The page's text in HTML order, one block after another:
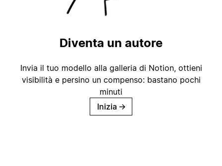
Diventa un autore
Invia il tuo modello alla galleria di Notion, ottieni
visibilità e persino un compenso: bastano pochi
minuti
Inizia →